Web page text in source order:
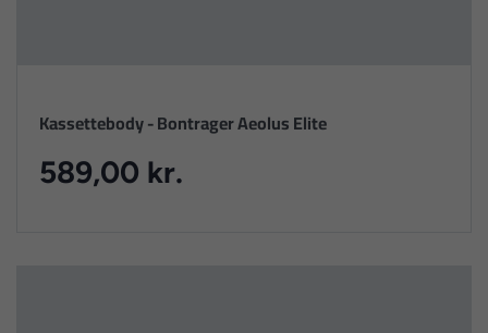
Kassettebody - Bontrager Aeolus Elite
589,00 kr.